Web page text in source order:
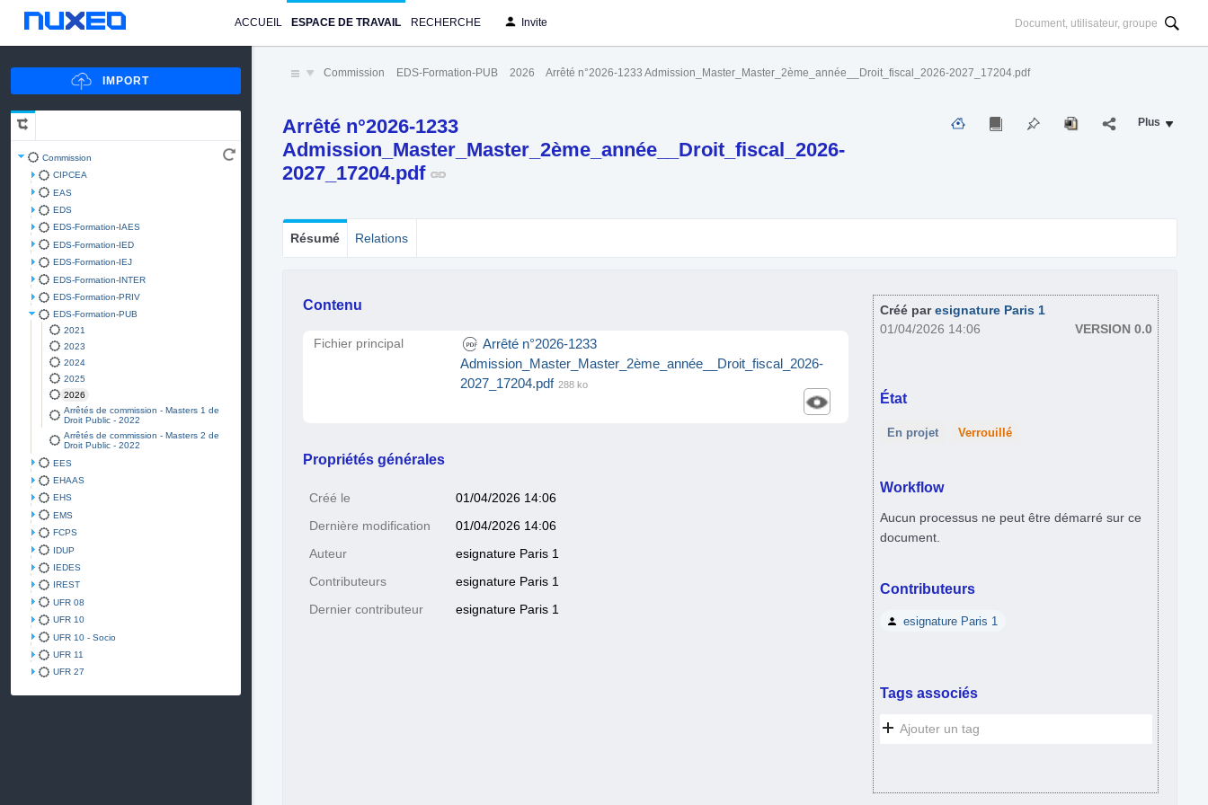
ACCUEIL ESPACE DE TRAVAIL RECHERCHE Invite
Commission
CIPCEA
EAS
EDS
EDS-Formation-IAES
EDS-Formation-IED
EDS-Formation-IEJ
EDS-Formation-INTER
EDS-Formation-PRIV
EDS-Formation-PUB
2021
2023
2024
2025
2026
Arrêtés de commission - Masters 1 de
Droit Public - 2022
Arrêtés de commission - Masters 2 de
Droit Public - 2022
EES
EHAAS
EHS
EMS
FCPS
IDUP
IEDES
IREST
UFR 08
UFR 10
UFR 10 - Socio
UFR 11
UFR 27
Commission EDS-Formation-PUB 2026 Arrêté n°2026-1233 Admission_Master_Master_2ème_année__Droit_fiscal_2026-2027_17204.pdf
Arrêté n°2026-1233
Admission_Master_Master_2ème_année__Droit_fiscal_2026-
2027_17204.pdf
Plus
Résumé Relations
Contenu
Fichier principal
Arrêté n°2026-1233
Admission_Master_Master_2ème_année__Droit_fiscal_2026-
2027_17204.pdf 288 ko
Propriétés générales
Créé le 01/04/2026 14:06
Dernière modification 01/04/2026 14:06
Auteur esignature Paris 1
Contributeurs esignature Paris 1
Dernier contributeur esignature Paris 1
Créé paresignature Paris 1
01/04/2026 14:06
VERSION 0.0
État
En projet Verrouillé
Workflow
Aucun processus ne peut être démarré sur ce
document.
Contributeurs
esignature Paris 1
Tags associés